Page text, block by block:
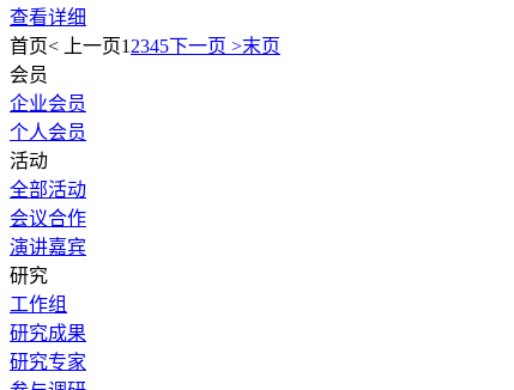
查看详细
首页< 上一页1 2345下一页 >末页
会员
企业会员
个人会员
活动
全部活动
会议合作
演讲嘉宾
研究
工作组
研究成果
研究专家